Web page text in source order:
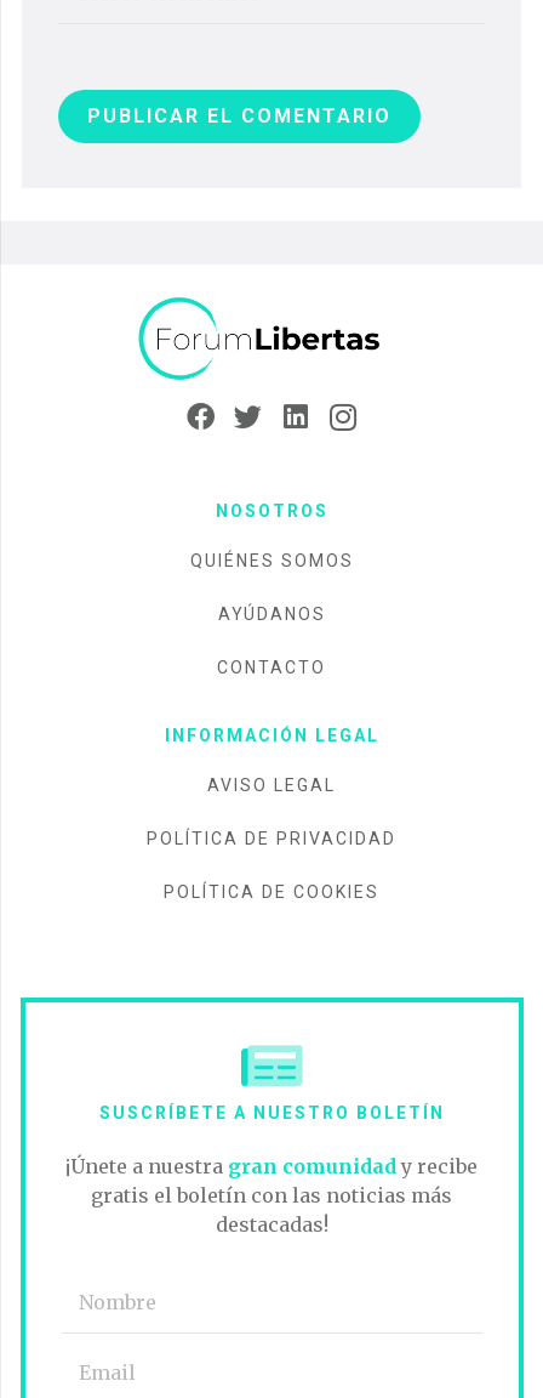
PUBLICAR EL COMENTARIO
NOSOTROS
QUIÉNES SOMOS
AYÚDANOS
CONTACTO
INFORMACIÓN LEGAL
AVISO LEGAL
POLÍTICA DE PRIVACIDAD
POLÍTICA DE COOKIES
SUSCRÍBETE A NUESTRO BOLETÍN
¡Únete a nuestra gran comunidad y recibe
gratis el boletín con las noticias más
destacadas!